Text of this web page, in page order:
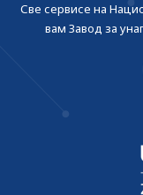
Све сервисе на
вам Завод за